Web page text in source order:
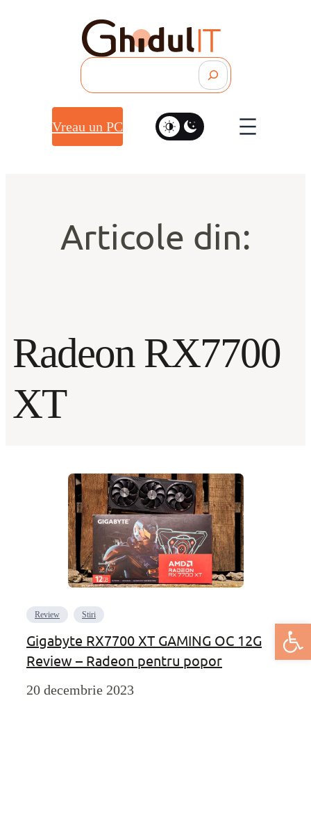
Deschide
Vreau un PC
Articole din:
Radeon RX7700
XT
Review Stiri
Gigabyte RX7700 XT GAMING OC 12G
Review – Radeon pentru popor
20 decembrie 2023